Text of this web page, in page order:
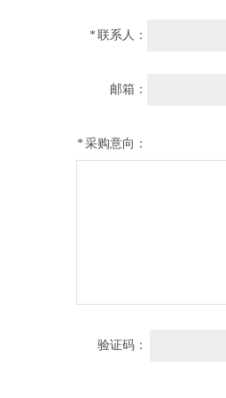
*联系人：
邮箱：
*采购意向：
验证码：